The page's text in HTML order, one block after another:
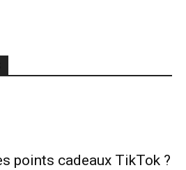
points cadeaux TikTok ?